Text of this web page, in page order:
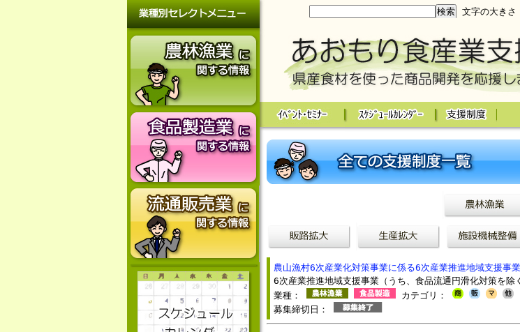
文字の大きさ
農山漁村6次産業化対策事業に係る6次産業推進地域支援事
6次産業推進地域支援事業（うち、食品流通円滑化対策を除
業種：
カテゴリ：
募集締切日：